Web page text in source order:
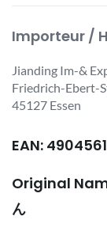
Importeur /
Jianding Im-&
Friedrich-Ebert-
45127 Essen
EAN:
Original
ん